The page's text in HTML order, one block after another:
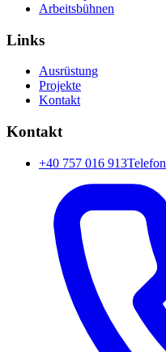
Arbeitsbühnen
Links
Ausrüstung
Projekte
Kontakt
Kontakt
+40 757 016 913Telefon